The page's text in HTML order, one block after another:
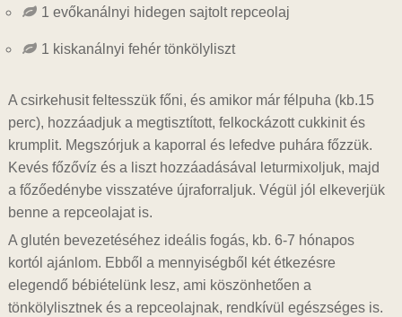
1 evőkanálnyi hidegen sajtolt repceolaj
1 kiskanálnyi fehér tönkölyliszt
A csirkehusit feltesszük főni, és amikor már félpuha (kb.15
perc), hozzáadjuk a megtisztított, felkockázott cukkinit és
krumplit. Megszórjuk a kaporral és lefedve puhára főzzük.
Kevés főzővíz és a liszt hozzáadásával leturmixoljuk, majd
a főzőedénybe visszatéve újraforraljuk. Végül jól elkeverjük
benne a repceolajat is.
A glutén bevezetéséhez ideális fogás, kb. 6-7 hónapos
kortól ajánlom. Ebből a mennyiségből két étkezésre
elegendő bébiételünk lesz, ami köszönhetően a
tönkölylisztnek és a repceolajnak, rendkívül egészséges is.